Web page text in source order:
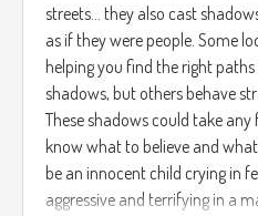
streets... they also cast
as if they were people. Some
helping you find the right
shadows, but others behave
These shadows could take
know what to believe and
be an innocent child crying in
aggressive and terrifying in a